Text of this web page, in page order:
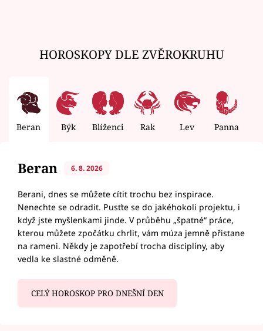
HOROSKOPY DLE ZVĚROKRUHU
Beran Býk Blíženci Rak Lev Panna
Beran 6. 8. 2026
Berani, dnes se můžete cítit trochu bez inspirace.
Nenechte se odradit. Pusťte se do jakéhokoli projektu, i
když jste myšlenkami jinde. V průběhu „špatné“ práce,
kterou můžete zpočátku chrlit, vám múza jemně přistane
na rameni. Někdy je zapotřebí trocha disciplíny, aby
vedla ke slastné odměně.
CELÝ HOROSKOP PRO DNEŠNÍ DEN